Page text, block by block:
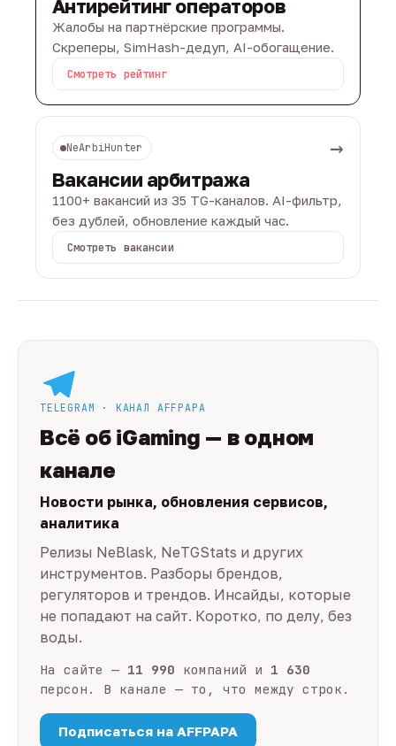
Антирейтинг операторов
Жалобы на партнёрские программы.
Скреперы, SimHash-дедуп, AI-обогащение.
Смотреть рейтинг
NeArbiHunter →
Вакансии арбитража
1100+ вакансий из 35 TG-каналов. AI-фильтр,
без дублей, обновление каждый час.
Смотреть вакансии
TELEGRAM · КАНАЛ AFFPAPA
Всё об iGaming — в одном
канале
Новости рынка, обновления сервисов,
аналитика
Релизы NeBlask, NeTGStats и других
инструментов. Разборы брендов,
регуляторов и трендов. Инсайды, которые
не попадают на сайт. Коротко, по делу, без
воды.
На сайте — 11 990 компаний и 1 630
персон. В канале — то, что между строк.
Подписаться на AFFPAPA